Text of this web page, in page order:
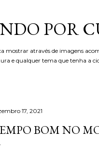
POR
mostrar através de imagens
e qualquer tema que tenha a
17, 2021
BOM NO